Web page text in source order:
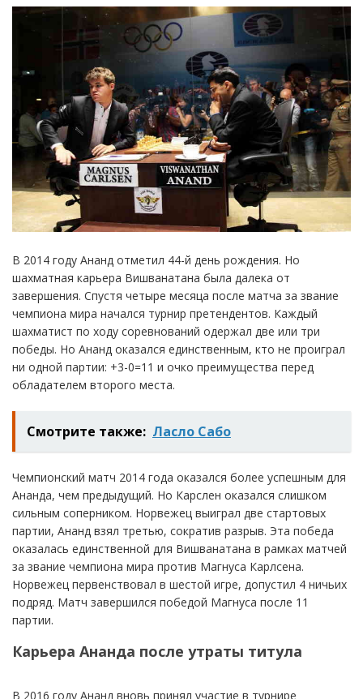
В 2014 году Ананд отметил 44-й день рождения. Но
шахматная карьера Вишванатана была далека от
завершения. Спустя четыре месяца после матча за звание
чемпиона мира начался турнир претендентов. Каждый
шахматист по ходу соревнований одержал две или три
победы. Но Ананд оказался единственным, кто не проиграл
ни одной партии: +3-0=11 и очко преимущества перед
обладателем второго места.
Смотрите также: Ласло Сабо
Чемпионский матч 2014 года оказался более успешным для
Ананда, чем предыдущий. Но Карслен оказался слишком
сильным соперником. Норвежец выиграл две стартовых
партии, Ананд взял третью, сократив разрыв. Эта победа
оказалась единственной для Вишванатана в рамках матчей
за звание чемпиона мира против Магнуса Карлсена.
Норвежец первенствовал в шестой игре, допустил 4 ничьих
подряд. Матч завершился победой Магнуса после 11
партии.
Карьера Ананда после утраты титула
В 2016 году Ананд вновь принял участие в турнире